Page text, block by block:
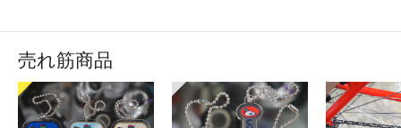
売れ筋商品